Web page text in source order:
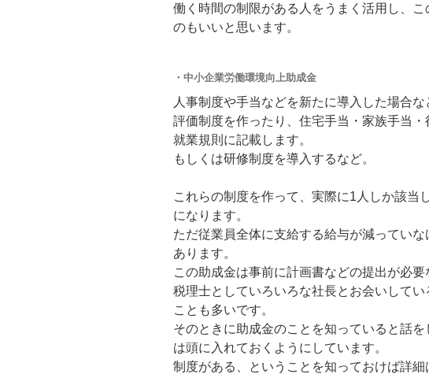
働く時間の制限がある人をうまく活用し、こ
のもいいと思います。
・中小企業労働環境向上助成金
人事制度や手当などを新たに導入した場合な
評価制度を作ったり、住宅手当・家族手当・
就業規則に記載します。
もしくは研修制度を導入するなど。
これらの制度を作って、実際に1人しか該当
になります。
ただ従業員全体に支給する給与が減ってい
あります。
この助成金は事前に計画書などの提出が必要
税理士としていろいろな社長とお会いして
ことも多いです。
そのときに助成金のことを知っていると話
は頭に入れておくようにしています。
制度がある、ということを知っておけば詳細